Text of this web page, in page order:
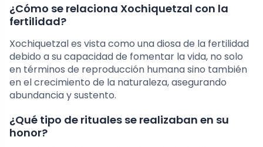
¿Cómo se relaciona Xochiquetzal con la
fertilidad?
Xochiquetzal es vista como una diosa de la fertilidad
debido a su capacidad de fomentar la vida, no solo
en términos de reproducción humana sino también
en el crecimiento de la naturaleza, asegurando
abundancia y sustento.
¿Qué tipo de rituales se realizaban en su
honor?